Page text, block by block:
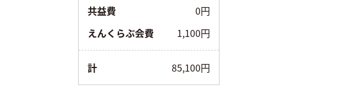
共益費
0円
えんくらぶ会費
1,100円
計 85,100円